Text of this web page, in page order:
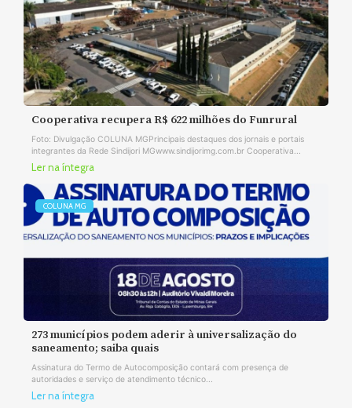
Cooperativa recupera R$ 622 milhões do Funrural
Foto: Divulgação COLUNA MGPrincipais destaques dos jornais e portais
integrantes da Rede Sindijori MGwww.sindijorimg.com.br Cooperativa...
Ler na íntegra
COLUNA MG
273 municípios podem aderir à universalização do
saneamento; saiba quais
Assinatura do Termo de Autocomposição contará com presença de
autoridades e serviço de atendimento técnico...
Ler na íntegra